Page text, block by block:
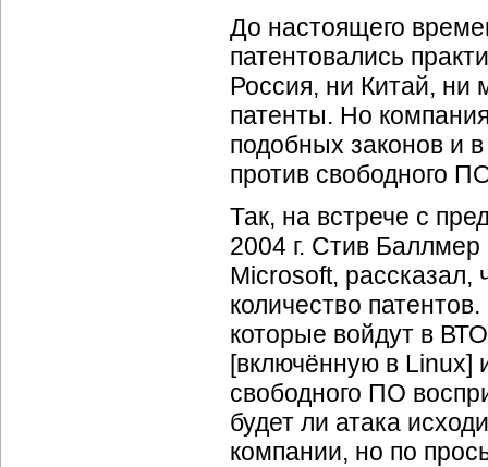
До настоящего
патентовались
Россия, ни Китай, ни
патенты. Но
подобных законов и
против свободного
Так, на встрече с
2004 г. Стив
Microsoft,
количество
которые войдут в
[включённую в Linux]
свободного ПО
будет ли атака
компании, но по